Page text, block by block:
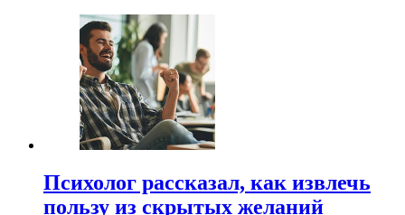
Психолог рассказал, как извлечь
пользу из скрытых желаний